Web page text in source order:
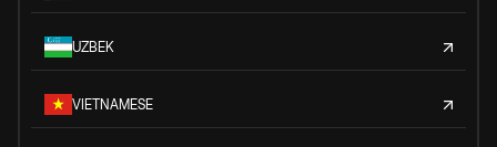
UZBEK
VIETNAMESE